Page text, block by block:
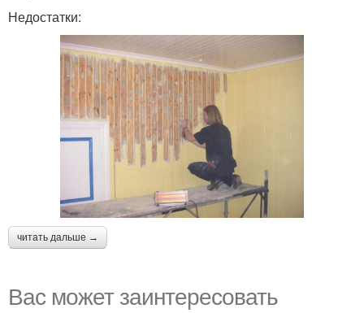
Недостатки:
читать дальше →
Вас может заинтересовать